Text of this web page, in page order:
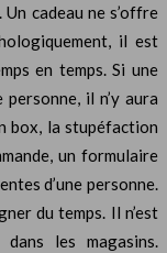
cadeau ne s’offre
il est
en temps. Si une
il n’y aura
box, la stupéfaction
un formulaire
d’une personne.
du temps. Il n’est
les magasins.